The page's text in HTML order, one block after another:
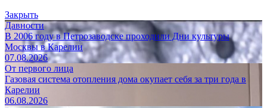
Закрыть
Давности
В 2006 году в Петрозаводске проходили Дни культуры
Москвы в Карелии
07.08.2026
От первого лица
Газовая система отопления дома окупает себя за три года в
Карелии
06.08.2026